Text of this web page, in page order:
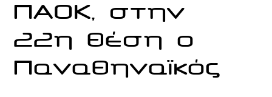
ΠΑΟΚ, στην
22η θέση ο
Παναθηναϊκός